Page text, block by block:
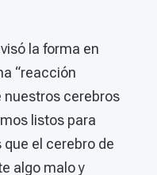
la forma en
“reacción
nuestros cerebros
listos para
el cerebro de
algo malo y